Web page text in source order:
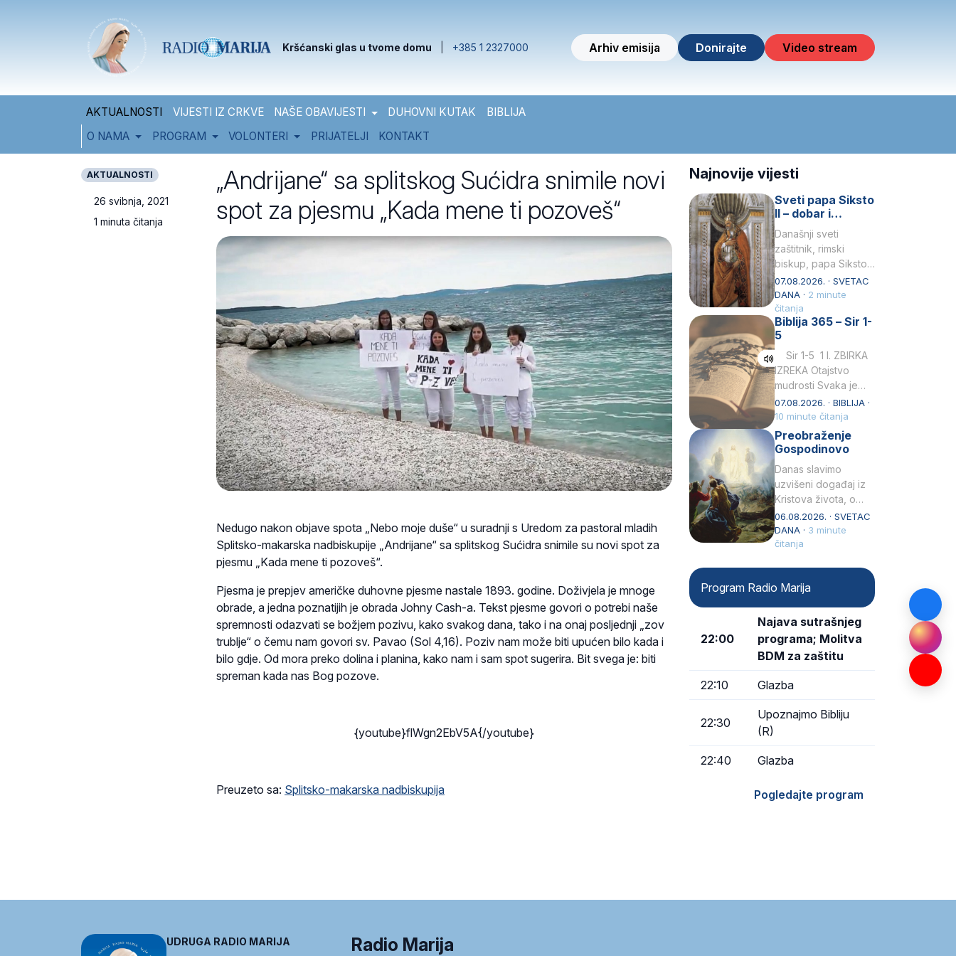
Kršćanski glas u tvome domu +385 1 2327000 Arhiv emisija Donirajte Video stream
AKTUALNOSTI VIJESTI IZ CRKVE NAŠE OBAVIJESTI DUHOVNI KUTAK
BIBLIJA
O NAMA
PROGRAM VOLONTERI PRIJATELJI KONTAKT
AKTUALNOSTI
26 svibnja, 2021
1 minuta čitanja
„Andrijane“ sa splitskog Sućidra snimile novi
spot za pjesmu „Kada mene ti pozoveš“
Nedugo nakon objave spota „Nebo moje duše“ u suradnji s Uredom za pastoral mladih
Splitsko-makarska nadbiskupije „Andrijane“ sa splitskog Sućidra snimile su novi spot za
pjesmu „Kada mene ti pozoveš“.
Pjesma je prepjev američke duhovne pjesme nastale 1893. godine. Doživjela je mnoge
obrade, a jedna poznatijih je obrada Johny Cash-a. Tekst pjesme govori o potrebi naše
spremnosti odazvati se božjem pozivu, kako svakog dana, tako i na onaj posljednji „zov
trublje“ o čemu nam govori sv. Pavao (Sol 4,16). Poziv nam može biti upućen bilo kada i
bilo gdje. Od mora preko dolina i planina, kako nam i sam spot sugerira. Bit svega je: biti
spreman kada nas Bog pozove.
{youtube}flWgn2EbV5A{/youtube}
Preuzeto sa: Splitsko-makarska nadbiskupija
Najnovije vijesti
Sveti papa Siksto
II – dobar i
miroljubiv pastir
Današnji sveti
zaštitnik, rimski
biskup, papa Siksto
(Sixtus) II, prema
knjizi Liber
Pontificalis bio je
rođenjem Grk.
Obnovio je odnose s
afričkim…
07.08.2026. · SVETAC
DANA · 2 minute
čitanja
Biblija 365 – Sir 1-
5
Sir 1-5 1 I. ZBIRKA
IZREKA Otajstvo
mudrosti Svaka je
mudrost od Gospoda
i s njime je dovijeka.2
Tko će…
07.08.2026. · BIBLIJA ·
10 minute čitanja
Preobraženje
Gospodinovo
Danas slavimo
uzvišeni događaj iz
Kristova života, o
kojem nas izvješćuju
evanđelisti Matej,
Marko i Luka te sveti
06.08.2026. · SVETAC
DANA · 3 minute
čitanja
Program Radio Marija
22:00
Najava sutrašnjeg
programa; Molitva
BDM za zaštitu
22:10 Glazba
22:30
Upoznajmo Bibliju
(R)
22:40 Glazba
Pogledajte program
UDRUGA RADIO MARIJA Radio Marija